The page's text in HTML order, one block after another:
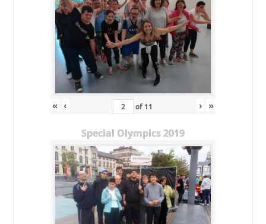
« ‹ of 11 › »
Special Olympics 2019